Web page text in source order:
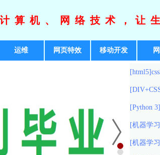
算机、网络技术，让
运维 网页特效 移动开发
[html5]
[Python 3]
[机器学
[机器学